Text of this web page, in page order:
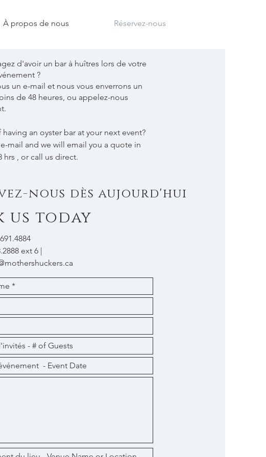
À propos de nous Réservez-nous
d'avoir un bar à huîtres lors de votre
?
un e-mail et nous vous enverrons un
de 48 heures, ou appelez-nous
an oyster bar at your next event?
mail and we will email you a quote in
hrs , or call us direct.
nous dès aujourd'hui
us today
ext 6 |